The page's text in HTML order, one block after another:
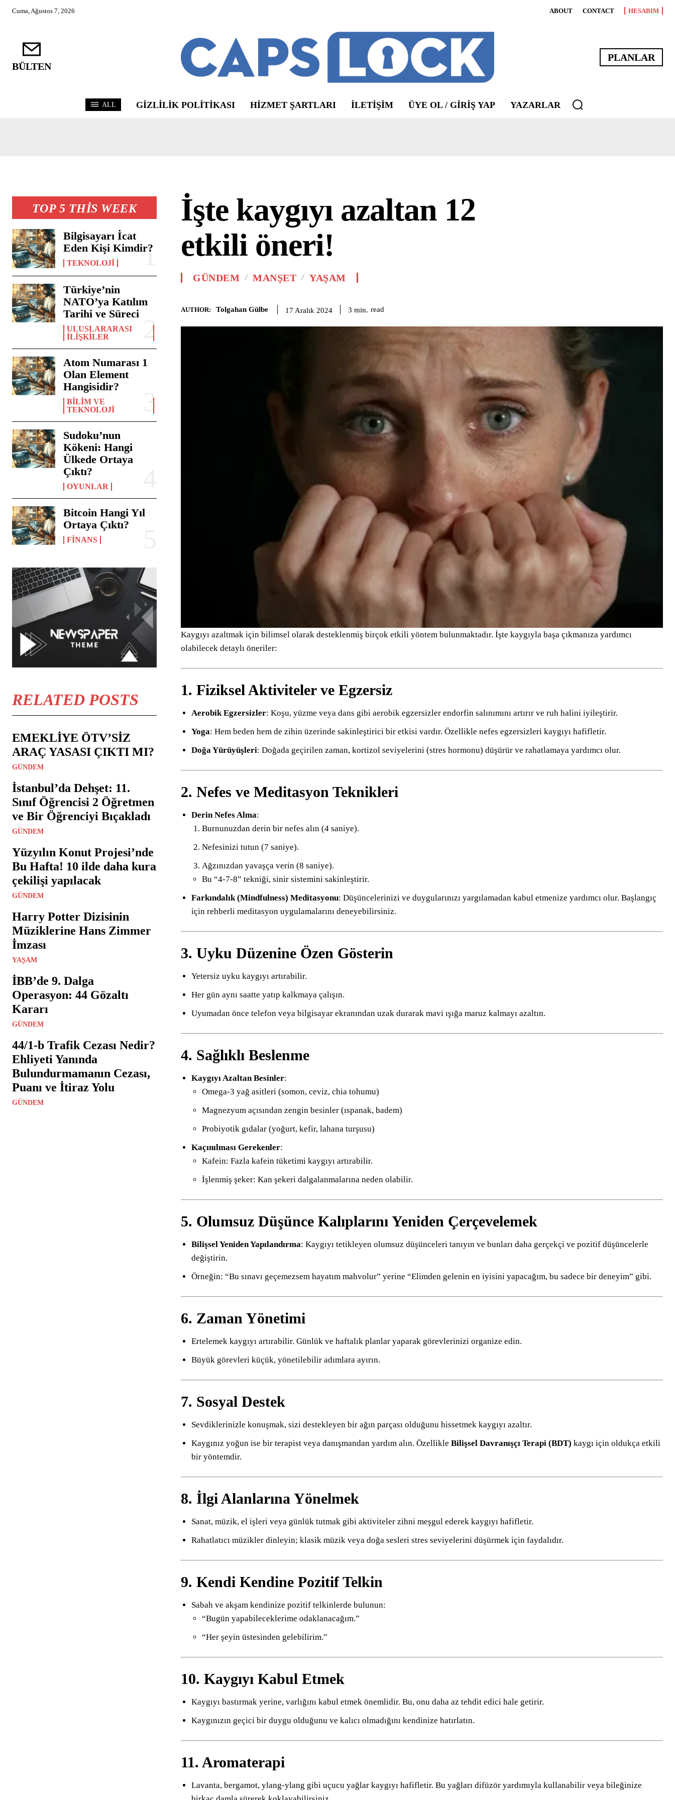
Cuma, Ağustos 7, 2026 ABOUT CONTACT HESABIM
BÜLTEN
PLANLAR
ALL GIZLILIK POLITIKASI HIZMET ŞARTLARI ILETIŞIM ÜYE OL / GIRIŞ YAP YAZARLAR
TOP 5 THIS WEEK
Bilgisayarı İcat
Eden Kişi Kimdir?
TEKNOLOJI
Türkiye’nin
NATO’ya Katılım
Tarihi ve Süreci
ULUSLARARASI
İLIŞKILER
Atom Numarası 1
Olan Element
Hangisidir?
BILIM VE
TEKNOLOJI
Sudoku’nun
Kökeni: Hangi
Ülkede Ortaya
Çıktı?
OYUNLAR
Bitcoin Hangi Yıl
Ortaya Çıktı?
FINANS
RELATED POSTS
EMEKLİYE ÖTV’SİZ
ARAÇ YASASI ÇIKTI MI?
GÜNDEM
İstanbul’da Dehşet: 11.
Sınıf Öğrencisi 2 Öğretmen
ve Bir Öğrenciyi Bıçakladı
GÜNDEM
Yüzyılın Konut Projesi’nde
Bu Hafta! 10 ilde daha kura
çekilişi yapılacak
GÜNDEM
Harry Potter Dizisinin
Müziklerine Hans Zimmer
İmzası
YAŞAM
İBB’de 9. Dalga
Operasyon: 44 Gözaltı
Kararı
GÜNDEM
44/1-b Trafik Cezası Nedir?
Ehliyeti Yanında
Bulundurmamanın Cezası,
Puanı ve İtiraz Yolu
GÜNDEM
İşte kaygıyı azaltan 12
etkili öneri!
GÜNDEM MANŞET YAŞAM
AUTHOR: Tolgahan Gülbe 17 Aralık 2024 3 min. read
Kaygıyı azaltmak için bilimsel olarak desteklenmiş birçok etkili yöntem bulunmaktadır. İşte kaygıyla başa çıkmanıza yardımcı
olabilecek detaylı öneriler:
1. Fiziksel Aktiviteler ve Egzersiz
Aerobik Egzersizler: Koşu, yüzme veya dans gibi aerobik egzersizler endorfin salınımını artırır ve ruh halini iyileştirir.
Yoga: Hem beden hem de zihin üzerinde sakinleştirici bir etkisi vardır. Özellikle nefes egzersizleri kaygıyı hafifletir.
Doğa Yürüyüşleri: Doğada geçirilen zaman, kortizol seviyelerini (stres hormonu) düşürür ve rahatlamaya yardımcı olur.
2. Nefes ve Meditasyon Teknikleri
Derin Nefes Alma:
Burnunuzdan derin bir nefes alın (4 saniye).
Nefesinizi tutun (7 saniye).
Ağzınızdan yavaşça verin (8 saniye).
Bu “4-7-8” tekniği, sinir sistemini sakinleştirir.
Farkındalık (Mindfulness) Meditasyonu: Düşüncelerinizi ve duygularınızı yargılamadan kabul etmenize yardımcı olur. Başlangıç
için rehberli meditasyon uygulamalarını deneyebilirsiniz.
3. Uyku Düzenine Özen Gösterin
Yetersiz uyku kaygıyı artırabilir.
Her gün aynı saatte yatıp kalkmaya çalışın.
Uyumadan önce telefon veya bilgisayar ekranından uzak durarak mavi ışığa maruz kalmayı azaltın.
4. Sağlıklı Beslenme
Kaygıyı Azaltan Besinler:
Omega-3 yağ asitleri (somon, ceviz, chia tohumu)
Magnezyum açısından zengin besinler (ıspanak, badem)
Probiyotik gıdalar (yoğurt, kefir, lahana turşusu)
Kaçınılması Gerekenler:
Kafein: Fazla kafein tüketimi kaygıyı artırabilir.
İşlenmiş şeker: Kan şekeri dalgalanmalarına neden olabilir.
5. Olumsuz Düşünce Kalıplarını Yeniden Çerçevelemek
Bilişsel Yeniden Yapılandırma: Kaygıyı tetikleyen olumsuz düşünceleri tanıyın ve bunları daha gerçekçi ve pozitif düşüncelerle
değiştirin.
Örneğin: “Bu sınavı geçemezsem hayatım mahvolur” yerine “Elimden gelenin en iyisini yapacağım, bu sadece bir deneyim” gibi.
6. Zaman Yönetimi
Ertelemek kaygıyı artırabilir. Günlük ve haftalık planlar yaparak görevlerinizi organize edin.
Büyük görevleri küçük, yönetilebilir adımlara ayırın.
7. Sosyal Destek
Sevdiklerinizle konuşmak, sizi destekleyen bir ağın parçası olduğunu hissetmek kaygıyı azaltır.
Kaygınız yoğun ise bir terapist veya danışmandan yardım alın. Özellikle Bilişsel Davranışçı Terapi (BDT) kaygı için oldukça etkili
bir yöntemdir.
8. İlgi Alanlarına Yönelmek
Sanat, müzik, el işleri veya günlük tutmak gibi aktiviteler zihni meşgul ederek kaygıyı hafifletir.
Rahatlatıcı müzikler dinleyin; klasik müzik veya doğa sesleri stres seviyelerini düşürmek için faydalıdır.
9. Kendi Kendine Pozitif Telkin
Sabah ve akşam kendinize pozitif telkinlerde bulunun:
“Bugün yapabileceklerime odaklanacağım.”
“Her şeyin üstesinden gelebilirim.”
10. Kaygıyı Kabul Etmek
Kaygıyı bastırmak yerine, varlığını kabul etmek önemlidir. Bu, onu daha az tehdit edici hale getirir.
Kaygınızın geçici bir duygu olduğunu ve kalıcı olmadığını kendinize hatırlatın.
11. Aromaterapi
Lavanta, bergamot, ylang-ylang gibi uçucu yağlar kaygıyı hafifletir. Bu yağları difüzör yardımıyla kullanabilir veya bileğinize